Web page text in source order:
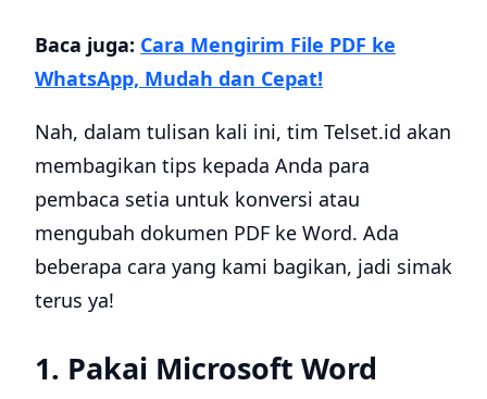
Baca juga: Cara Mengirim File PDF ke
WhatsApp, Mudah dan Cepat!
Nah, dalam tulisan kali ini, tim Telset.id akan
membagikan tips kepada Anda para
pembaca setia untuk konversi atau
mengubah dokumen PDF ke Word. Ada
beberapa cara yang kami bagikan, jadi simak
terus ya!
1. Pakai Microsoft Word